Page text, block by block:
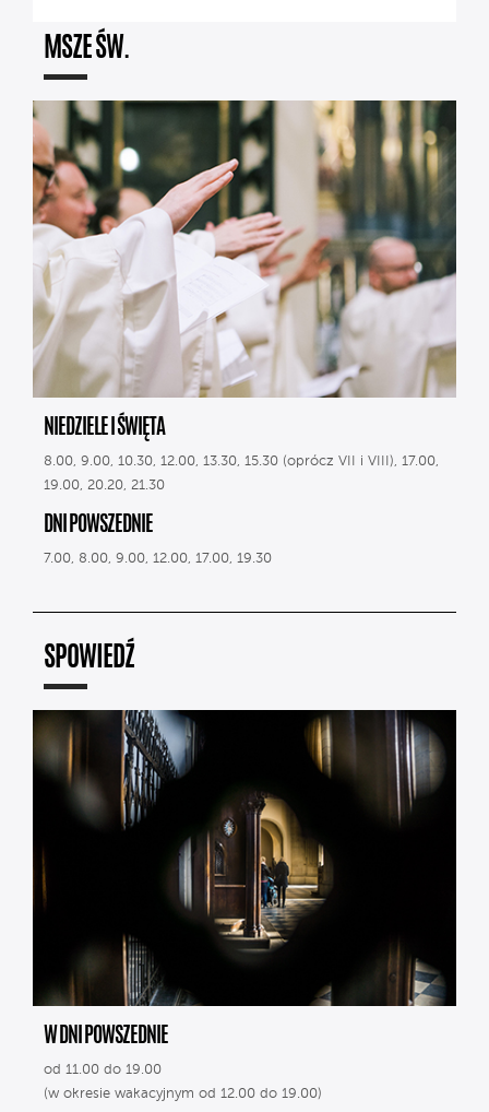
MSZE ŚW.
NIEDZIELE I ŚWIĘTA
8.00, 9.00, 10.30, 12.00, 13.30, 15.30 (oprócz VII i VIII), 17.00,
19.00, 20.20, 21.30
DNI POWSZEDNIE
7.00, 8.00, 9.00, 12.00, 17.00, 19.30
SPOWIEDŹ
W DNI POWSZEDNIE
od 11.00 do 19.00
(w okresie wakacyjnym od 12.00 do 19.00)